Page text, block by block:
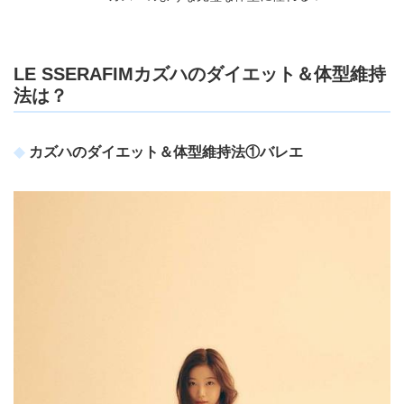
LE SSERAFIMカズハのダイエット＆体型維持
法は？
カズハのダイエット＆体型維持法①バレエ